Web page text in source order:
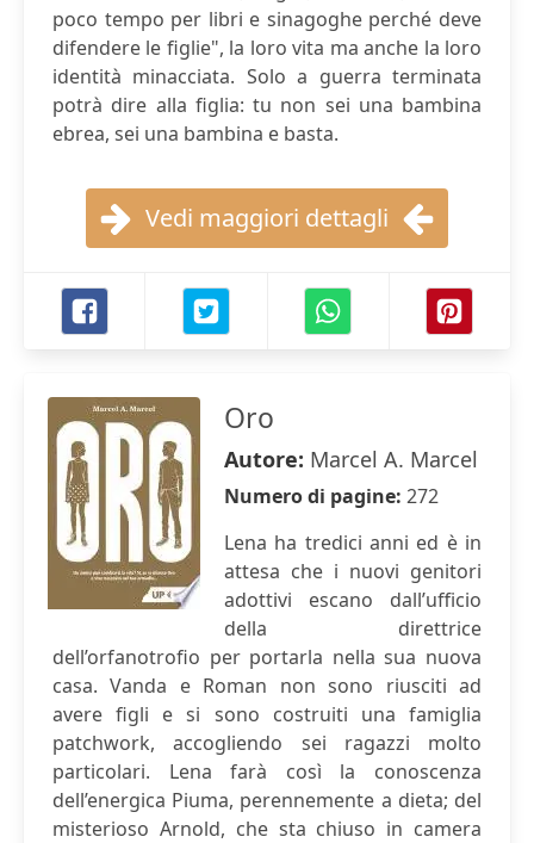
poco tempo per libri e sinagoghe perché deve
difendere le figlie", la loro vita ma anche la loro
identità minacciata. Solo a guerra terminata
potrà dire alla figlia: tu non sei una bambina
ebrea, sei una bambina e basta.
Vedi maggiori dettagli
Oro
Autore: Marcel A. Marcel
Numero di pagine: 272
Lena ha tredici anni ed è in
attesa che i nuovi genitori
adottivi escano dall’ufficio
della direttrice
dell’orfanotrofio per portarla nella sua nuova
casa. Vanda e Roman non sono riusciti ad
avere figli e si sono costruiti una famiglia
patchwork, accogliendo sei ragazzi molto
particolari. Lena farà così la conoscenza
dell’energica Piuma, perennemente a dieta; del
misterioso Arnold, che sta chiuso in camera